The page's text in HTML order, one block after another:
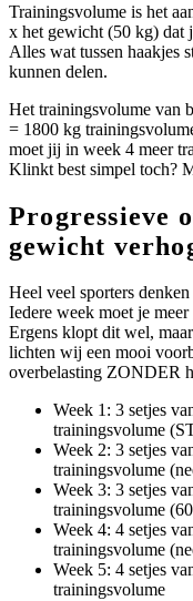
Trainingsvolume is het
x het gewicht (50 kg) dat
Alles wat tussen haakjes
kunnen delen.
Het trainingsvolume van
= 1800 kg
moet jij in week 4 meer
Klinkt best simpel toch?
Progressieve
gewicht
Heel veel sporters
Iedere week moet je
Ergens klopt dit wel,
lichten wij een mooi
overbelasting ZONDER
Week 1: 3 setjes
trainingsvolume
Week 2: 3 setjes
trainingsvolume
Week 3: 3 setjes
trainingsvolume
Week 4: 4 setjes
trainingsvolume
Week 5: 4 setjes
trainingsvolume